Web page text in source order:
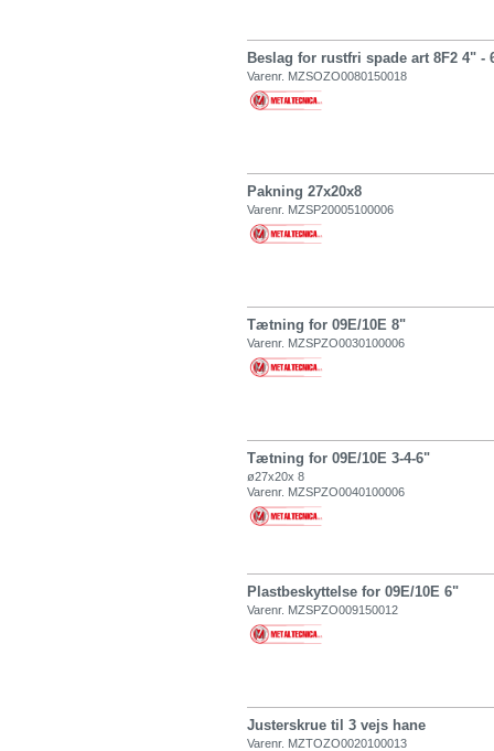
Beslag for rustfri spade art 8F2 4" -
Varenr. MZSOZO0080150018
Pakning 27x20x8
Varenr. MZSP20005100006
Tætning for 09E/10E 8"
Varenr. MZSPZO0030100006
Tætning for 09E/10E 3-4-6"
ø27x20x 8
Varenr. MZSPZO0040100006
Plastbeskyttelse for 09E/10E 6"
Varenr. MZSPZO009150012
Justerskrue til 3 vejs hane
Varenr. MZTOZO0020100013